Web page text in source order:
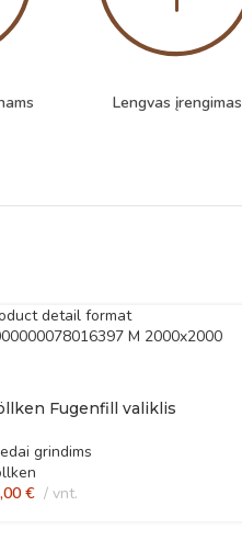
Lengvas įrengimas
Fugenfill valiklis
grindims
€ vnt.